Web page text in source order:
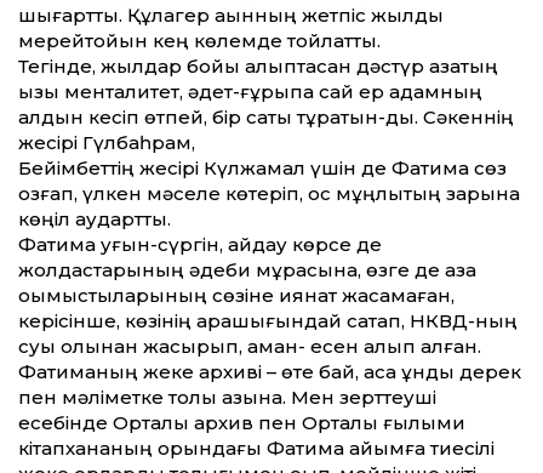
шығартты. Құлагер ақынның жетпіс жылдық
мерейтойын кең көлемде тойлатты.
Тегінде, жылдар бойы қалыптасқан дәстүр қазақтың
қызы менталитет, әдет-ғұрыпқа сай ер адамның
алдын кесіп өтпей, бір саты тұратын-ды. Сәкеннің
жесірі Гүлбаһрам,
Бейімбеттің жесірі Күлжамал үшін де Фатима сөз
қозғап, үлкен мәселе көтеріп, қос мұңлықтың зарына
көңіл аудартты.
Фатима қуғын-сүргін, айдау көрсе де
жолдастарының әдеби мұрасына, өзге де қазақ
оқымыстыларының сөзіне қиянат жасамаған,
керісінше, көзінің қарашығындай сақтап, НКВД-ның
суық қолынан жасырып, аман- есен алып қалған.
Фатиманың жеке архиві – өте бай, аса құнды дерек
пен мәліметке толы қазына. Мен зерттеуші
есебінде Орталық архив пен Орталық ғылыми
кітапхананың қорындағы Фатима айымға тиесілі